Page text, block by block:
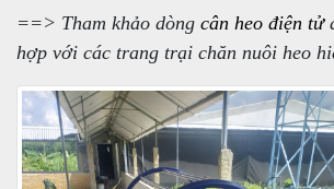
==> Tham khảo dòng cân heo điện tử
hợp với các trang trại chăn nuôi heo